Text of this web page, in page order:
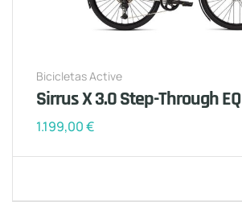
Bicicletas Active
Sirrus X 3.0 Step-Through EQ
1.199,00€